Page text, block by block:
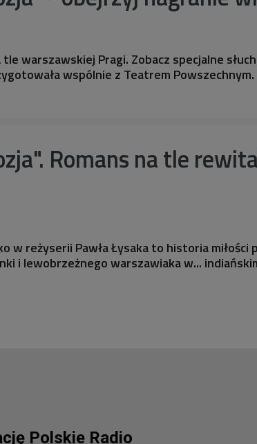
tle warszawskiej Pragi. Zobacz specjalne
wspólnie z Teatrem Powszechnym.
Romans na tle
w reżyserii Pawła Łysaka to historia miłości
i lewobrzeżnego warszawiaka w...
Polskie Radio